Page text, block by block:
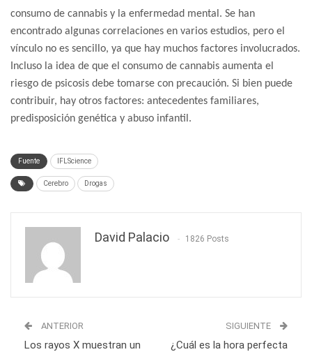
consumo de cannabis y la enfermedad mental. Se han
encontrado algunas correlaciones en varios estudios, pero el
vínculo no es sencillo, ya que hay muchos factores involucrados.
Incluso la idea de que el consumo de cannabis aumenta el
riesgo de psicosis debe tomarse con precaución. Si bien puede
contribuir, hay otros factores: antecedentes familiares,
predisposición genética y abuso infantil.
Fuente IFLScience
Cerebro Drogas
David Palacio 1826 Posts
ANTERIOR
Los rayos X muestran un
SIGUIENTE
¿Cuál es la hora perfecta